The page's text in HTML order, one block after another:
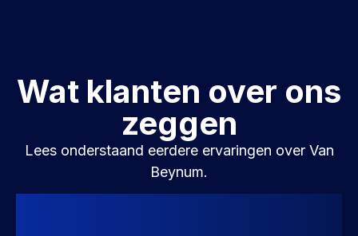
Wat klanten over ons
zeggen
Lees onderstaand eerdere ervaringen over Van
Beynum.